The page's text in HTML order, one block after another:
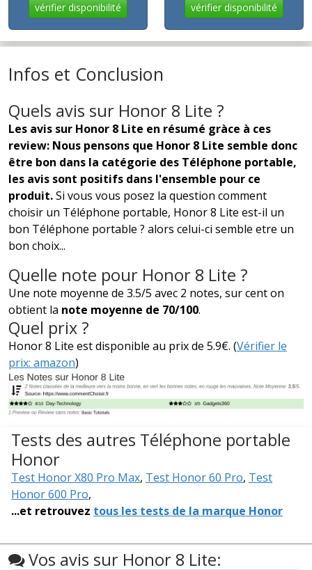
vérifier disponibilité vérifier disponibilité
Infos et Conclusion
Quels avis sur Honor 8 Lite ?
Les avis sur Honor 8 Lite en résumé gràce à ces
review: Nous pensons que Honor 8 Lite semble donc
être bon dans la catégorie des Téléphone portable,
les avis sont positifs dans l'ensemble pour ce
produit.Si vous vous posez la question comment
choisir un Téléphone portable, Honor 8 Lite est-il un
bon Téléphone portable ? alors celui-ci semble etre un
bon choix...
Quelle note pour Honor 8 Lite ?
Une note moyenne de 3.5/5 avec 2 notes, sur cent on
obtient la note moyenne de 70/100.
Quel prix ?
Honor 8 Lite est disponible au prix de 5.9€. (Vérifier le
prix: amazon)
Tests des autres Téléphone portable
Honor
Test Honor X80 Pro Max, Test Honor 60 Pro, Test
Honor 600 Pro,
...et retrouvez tous les tests de la marque Honor
Vos avis sur Honor 8 Lite: